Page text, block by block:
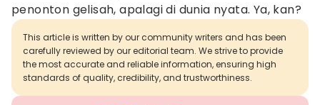
penonton gelisah, apalagi di dunia nyata. Ya, kan?
This article is written by our community writers and has been
carefully reviewed by our editorial team. We strive to provide
the most accurate and reliable information, ensuring high
standards of quality, credibility, and trustworthiness.